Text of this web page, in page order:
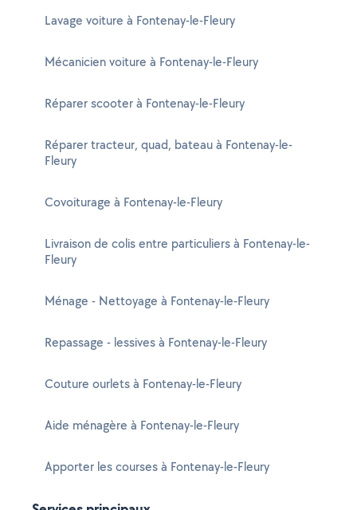
Lavage voiture à Fontenay-le-Fleury
Mécanicien voiture à Fontenay-le-Fleury
Réparer scooter à Fontenay-le-Fleury
Réparer tracteur, quad, bateau à Fontenay-le-
Fleury
Covoiturage à Fontenay-le-Fleury
Livraison de colis entre particuliers à Fontenay-le-
Fleury
Ménage - Nettoyage à Fontenay-le-Fleury
Repassage - lessives à Fontenay-le-Fleury
Couture ourlets à Fontenay-le-Fleury
Aide ménagère à Fontenay-le-Fleury
Apporter les courses à Fontenay-le-Fleury